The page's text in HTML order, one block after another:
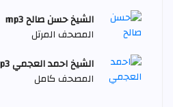
الشيخ حسن صالح mp3
المصحف المرتل
الشيخ احمد العجمي mp3
المصحف كامل